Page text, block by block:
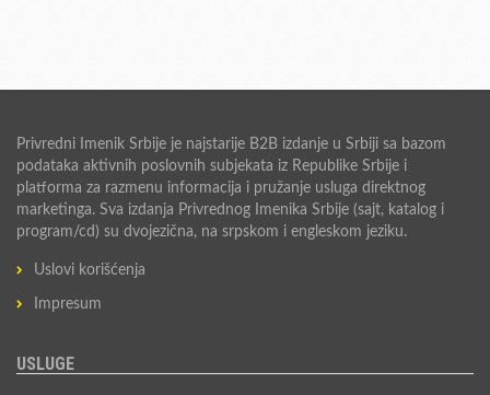
Privredni Imenik Srbije je najstarije B2B izdanje u Srbiji sa bazom
podataka aktivnih poslovnih subjekata iz Republike Srbije i
platforma za razmenu informacija i pružanje usluga direktnog
marketinga. Sva izdanja Privrednog Imenika Srbije (sajt, katalog i
program/cd) su dvojezična, na srpskom i engleskom jeziku.
Uslovi korišćenja
Impresum
USLUGE